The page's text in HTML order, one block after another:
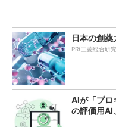
日本の創
PR(三菱総合研
AIが「プ
の評価用AI